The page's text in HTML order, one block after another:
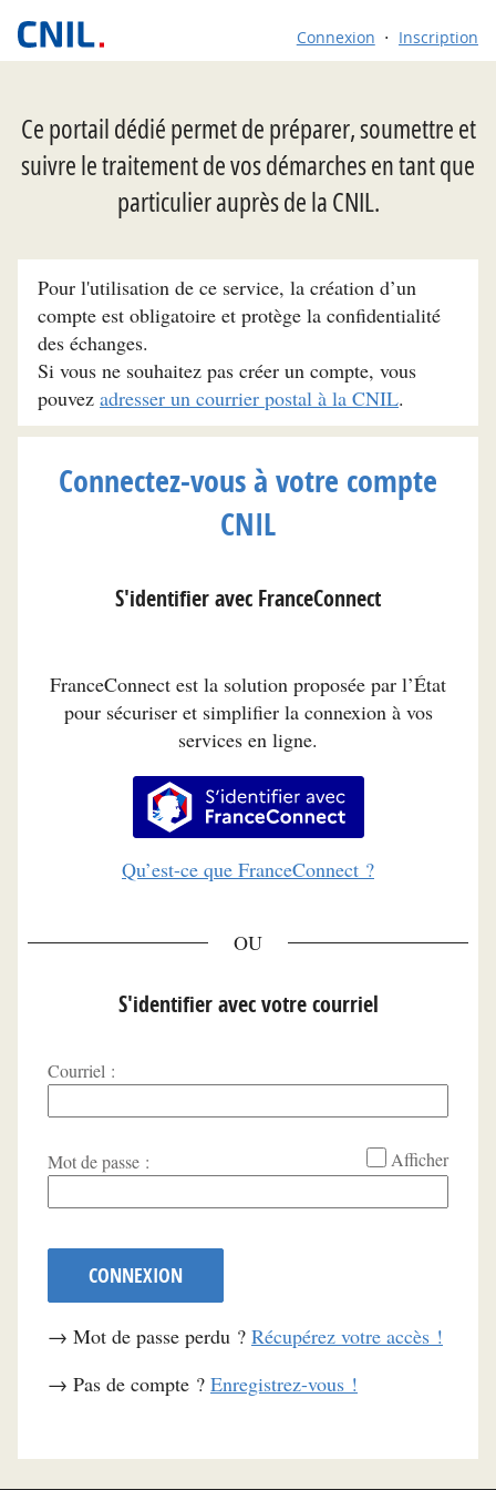
Connexion Inscription
Ce portail dédié permet de préparer, soumettre et
suivre le traitement de vos démarches en tant que
particulier auprès de la CNIL.
Pour l'utilisation de ce service, la création d’un
compte est obligatoire et protège la confidentialité
des échanges.
Si vous ne souhaitez pas créer un compte, vous
pouvez adresser un courrier postal à la CNIL.
Connectez-vous à votre compte
CNIL
S'identifier avec FranceConnect
FranceConnect est la solution proposée par l’État
pour sécuriser et simplifier la connexion à vos
services en ligne.
S’identifier avec
Qu’est-ce que FranceConnect ?
S'identifier avec votre courriel
Courriel :
Mot de passe : Afficher
CONNEXION
→ Mot de passe perdu ? Récupérez votre accès !
→ Pas de compte ? Enregistrez-vous !